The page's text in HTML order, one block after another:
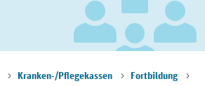
Kranken-/Pflegekassen
Fortbildung